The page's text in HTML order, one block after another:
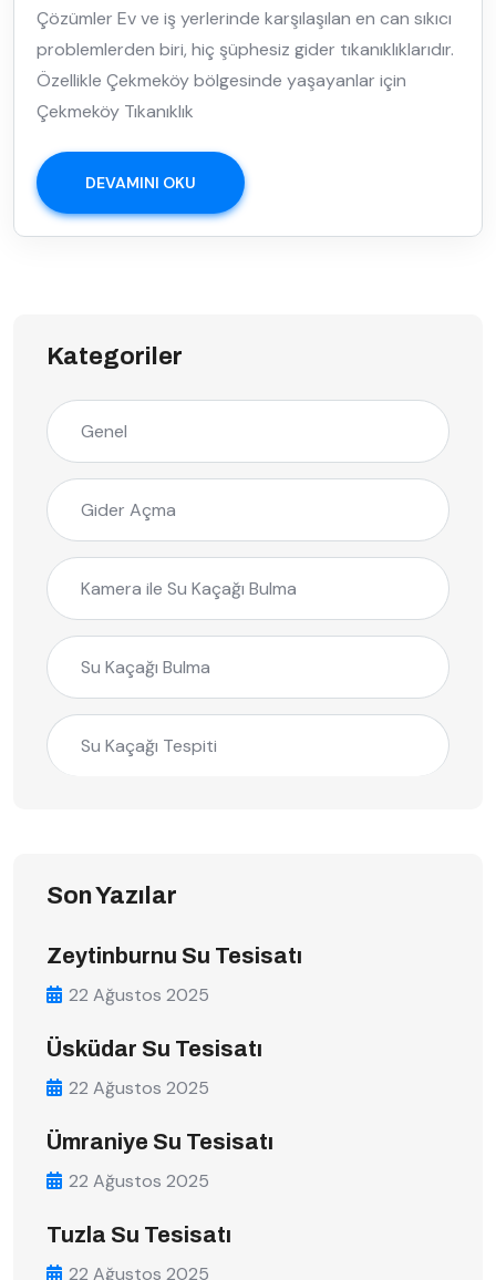
Çözümler Ev ve iş yerlerinde karşılaşılan en can sıkıcı
problemlerden biri, hiç şüphesiz gider tıkanıklıklarıdır.
Özellikle Çekmeköy bölgesinde yaşayanlar için
Çekmeköy Tıkanıklık
DEVAMINI OKU
Kategoriler
Genel
Gider Açma
Kamera ile Su Kaçağı Bulma
Su Kaçağı Bulma
Su Kaçağı Tespiti
Son Yazılar
Zeytinburnu Su Tesisatı
22 Ağustos 2025
Üsküdar Su Tesisatı
22 Ağustos 2025
Ümraniye Su Tesisatı
22 Ağustos 2025
Tuzla Su Tesisatı
22 Ağustos 2025